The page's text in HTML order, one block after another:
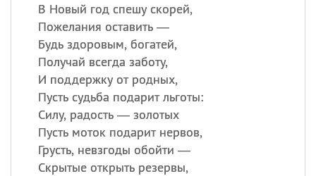
В Новый год спешу скорей,
Пожелания оставить —
Будь здоровым, богатей,
Получай всегда заботу,
И поддержку от родных,
Пусть судьба подарит льготы:
Силу, радость — золотых
Пусть моток подарит нервов,
Грусть, невзгоды обойти —
Скрытые открыть резервы,